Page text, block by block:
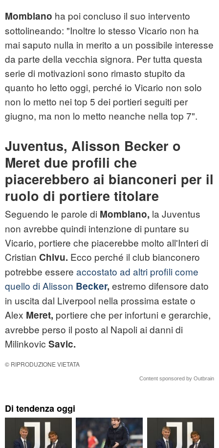
Momblano ha poi concluso il suo intervento
sottolineando: "Inoltre lo stesso Vicario non ha
mai saputo nulla in merito a un possibile interesse
da parte della vecchia signora. Per tutta questa
serie di motivazioni sono rimasto stupito da
quanto ho letto oggi, perché io Vicario non solo
non lo metto nei top 5 dei portieri seguiti per
giugno, ma non lo metto neanche nella top 7".
Juventus, Alisson Becker o
Meret due profili che
piacerebbero ai bianconeri per il
ruolo di portiere titolare
Seguendo le parole di Momblano, la Juventus
non avrebbe quindi intenzione di puntare su
Vicario, portiere che piacerebbe molto all'Interi di
Cristian Chivu. Ecco perché il club bianconero
potrebbe essere accostato ad altri profili come
quello di Alisson Becker, estremo difensore dato
in uscita dal Liverpool nella prossima estate o
Alex Meret, portiere che per infortuni e gerarchie,
avrebbe perso il posto al Napoli ai danni di
Milinkovic Savic.
© RIPRODUZIONE VIETATA
Content sponsored by Outbrain
Di tendenza oggi